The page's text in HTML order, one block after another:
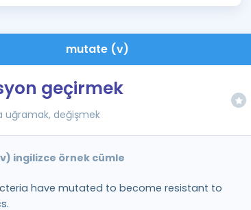
İngilizce Gramer
mutate (v)
geçirmek
uğramak, değişmek
ingilizce örnek cümle
have mutated to become resistant to